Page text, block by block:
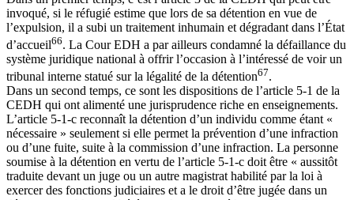
invoqué, si le réfugié estime que lors de sa détention en vue de
l’expulsion, il a subi un traitement inhumain et dégradant dans l’État
d’accueil66. La Cour EDH a par ailleurs condamné la défaillance du
système juridique national à offrir l’occasion à l’intéressé de voir un
tribunal interne statué sur la légalité de la détention67.
Dans un second temps, ce sont les dispositions de l’article 5-1 de la
CEDH qui ont alimenté une jurisprudence riche en enseignements.
L’article 5-1-c reconnaît la détention d’un individu comme étant «
nécessaire » seulement si elle permet la prévention d’une infraction
ou d’une fuite, suite à la commission d’une infraction. La personne
soumise à la détention en vertu de l’article 5-1-c doit être « aussitôt
traduite devant un juge ou un autre magistrat habilité par la loi à
exercer des fonctions judiciaires et a le droit d’être jugée dans un